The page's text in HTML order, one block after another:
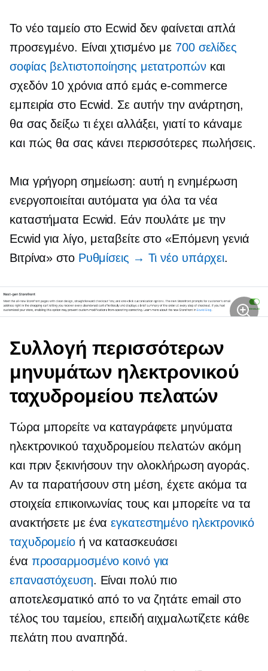
Το νέο ταμείο στο Ecwid δεν φαίνεται απλά
προσεγμένο. Είναι χτισμένο με 700 σελίδες
σοφίας βελτιστοποίησης μετατροπώνκαι
σχεδόν 10 χρόνια από εμάςe-commerce
εμπειρία στο Ecwid. Σε αυτήν την ανάρτηση,
θα σας δείξω τι έχει αλλάξει, γιατί το κάναμε
και πώς θα σας κάνει περισσότερες πωλήσεις.
Μια γρήγορη σημείωση: αυτή η ενημέρωση
ενεργοποιείται αυτόματα για όλα τα νέα
καταστήματα Ecwid. Εάν πουλάτε με την
Ecwid για λίγο, μεταβείτε στο «Επόμενη γενιά
Βιτρίνα» στο Ρυθμίσεις → Τι νέο υπάρχει.
Συλλογή περισσότερων
μηνυμάτων ηλεκτρονικού
ταχυδρομείου πελατών
Τώρα μπορείτε να καταγράφετε μηνύματα
ηλεκτρονικού ταχυδρομείου πελατών ακόμη
και πριν ξεκινήσουν την ολοκλήρωση αγοράς.
Αν τα παρατήσουν στη μέση, έχετε ακόμα τα
στοιχεία επικοινωνίας τους και μπορείτε να τα
ανακτήσετε με έναεγκατεστημένο ηλεκτρονικό
ταχυδρομείοή να κατασκευάσει
ένα προσαρμοσμένο κοινό για
επαναστόχευση. Είναι πολύ πιο
αποτελεσματικό από το να ζητάτε email στο
τέλος του ταμείου, επειδή αιχμαλωτίζετε κάθε
πελάτη που αναπηδά.